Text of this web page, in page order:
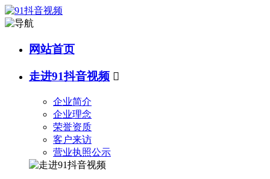
网站首页
走进91抖音视频 
企业简介
企业理念
荣誉资质
客户来访
营业执照公示